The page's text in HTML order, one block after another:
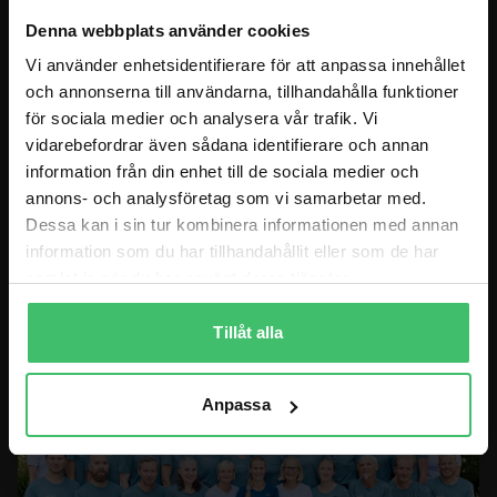
Denna webbplats använder cookies
Vi använder enhetsidentifierare för att anpassa innehållet
och annonserna till användarna, tillhandahålla funktioner
för sociala medier och analysera vår trafik. Vi
vidarebefordrar även sådana identifierare och annan
information från din enhet till de sociala medier och
annons- och analysföretag som vi samarbetar med.
Dessa kan i sin tur kombinera informationen med annan
information som du har tillhandahållit eller som de har
Tillåt alla
Anpassa
BUTIK
MITT KONTO
KONTAKT
BESÖKSADRESS BUTIK
Göteborg: Lindholmsallén 26C, 41756 Göteborg